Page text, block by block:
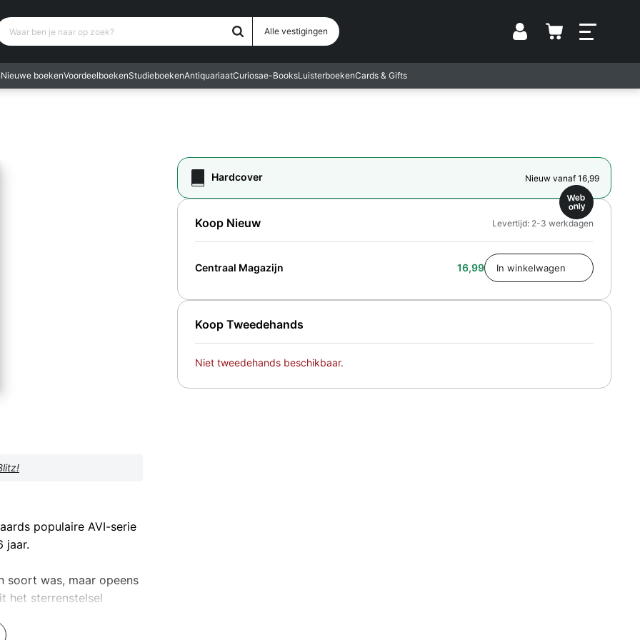
Alle vestigingen Vestiging
ben je naar op zoek?
Nieuwe boekenVoordeelboekenStudieboekenAntiquariaatCuriosae-BooksLuisterboekenCards & Gifts
Hardcover Nieuw vanaf 16,99
Koop Tweedehands
Niet tweedehands beschikbaar.
Koop Nieuw
Web
only
Centraal Magazijn 16,99
Levertijd: 2-3 werkdagen
populaire AVI-serie
jaar.
soort was, maar opeens
het sterrenstelsel
Samen met Blitz en